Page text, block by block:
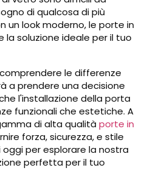
di qualcosa di più
un look moderno, le porte in
soluzione ideale per il tuo
le differenze
a prendere una decisione
l'installazione della porta
funzionali che estetiche. A
di alta qualità porte in
forza, sicurezza, e stile
per esplorare la nostra
perfetta per il tuo